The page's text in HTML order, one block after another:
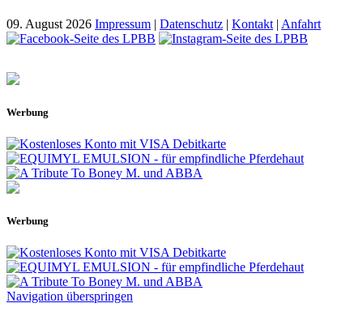
09. August 2026 Impressum | Datenschutz | Kontakt | Anfahrt
Werbung
Werbung
Navigation überspringen